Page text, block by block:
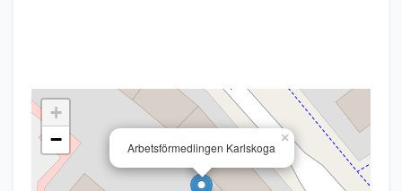
Arbetsförmedlingen Karlskoga
×
+
−